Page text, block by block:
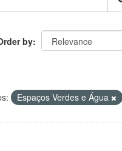
by
Espaços Verdes e Água